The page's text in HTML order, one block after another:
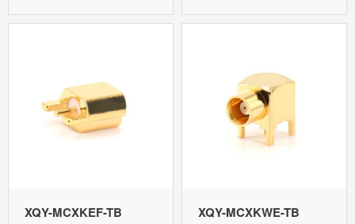
XQY-MCXKEF-TB XQY-MCXKWE-TB